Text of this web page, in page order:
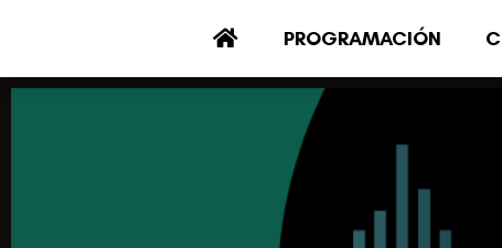
PROGRAMACIÓN